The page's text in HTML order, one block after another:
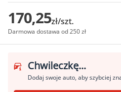
170,25zł/szt.
Darmowa dostawa od 250 zł
Chwileczkę...
Dodaj swoje auto, aby szybciej